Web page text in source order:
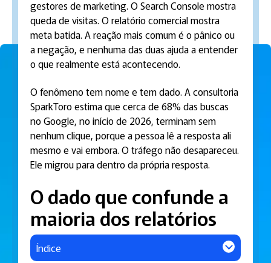
gestores de marketing. O Search Console mostra
queda de visitas. O relatório comercial mostra
meta batida. A reação mais comum é o pânico ou
a negação, e nenhuma das duas ajuda a entender
o que realmente está acontecendo.
O fenômeno tem nome e tem dado. A consultoria
SparkToro estima que cerca de 68% das buscas
no Google, no início de 2026, terminam sem
nenhum clique, porque a pessoa lê a resposta ali
mesmo e vai embora. O tráfego não desapareceu.
Ele migrou para dentro da própria resposta.
O dado que confunde a
maioria dos relatórios
Índice